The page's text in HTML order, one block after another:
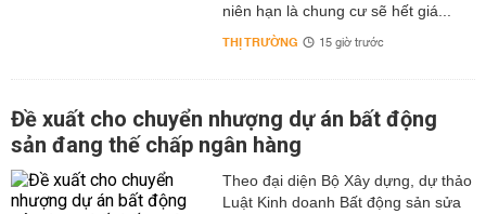
niên hạn là chung cư sẽ hết giá...
THỊ TRƯỜNG 15 giờ trước
Đề xuất cho chuyển nhượng dự án bất động
sản đang thế chấp ngân hàng
Theo đại diện Bộ Xây dựng, dự thảo
Luật Kinh doanh Bất động sản sửa